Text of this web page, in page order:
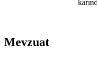
Mevzuat